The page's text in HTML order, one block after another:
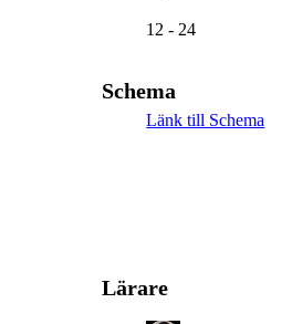
12 - 24
Schema
Länk till Schema
Lärare